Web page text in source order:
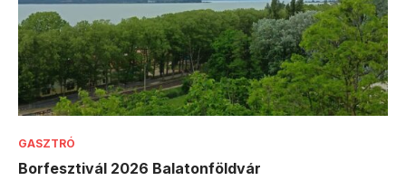
GASZTRÓ
Borfesztivál 2026 Balatonföldvár